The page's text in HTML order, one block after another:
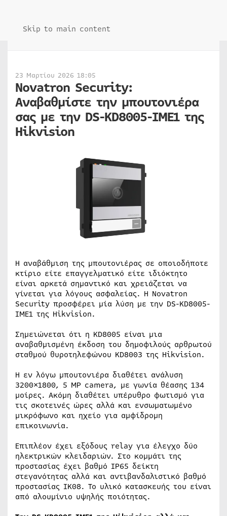
Skip to main content
23 Μαρτίου 2026 18:05
Novatron Security:
Αναβαθμίστε την μπουτονιέρα
σας με την DS-KD8005-IME1 της
Hikvision
Η αναβάθμιση της μπουτονιέρας σε οποιοδήποτε
κτίριο είτε επαγγελματικό είτε ιδιόκτητο
είναι αρκετά σημαντικό και χρειάζεται να
γίνεται για λόγους ασφαλείας. Η Novatron
Security προσφέρει μία λύση με την DS-KD8005-
IME1 της Hikvision.
Σημειώνεται ότι η KD8005 είναι μια
αναβαθμισμένη έκδοση του δημοφιλούς αρθρωτού
σταθμού θυροτηλεφώνου KD8003 της Hikvision.
Η εν λόγω μπουτονιέρα διαθέτει ανάλυση
3200×1800, 5 MP camera, με γωνία θέασης 134
μοίρες. Ακόμη διαθέτει υπέρυθρο φωτισμό για
τις σκοτεινές ώρες αλλά και ενσωματωμένο
μικρόφωνο και ηχείο για αμφίδρομη
επικοινωνία.
Επιπλέον έχει εξόδους relay για έλεγχο δύο
ηλεκτρικών κλειδαριών. Στο κομμάτι της
προστασίας έχει βαθμό IP65 δείκτη
στεγανότητας αλλά και αντιβανδαλιστικό βαθμό
προστασίας ΙΚ08. Το υλικό κατασκευής του είναι
από αλουμίνιο υψηλής ποιότητας.